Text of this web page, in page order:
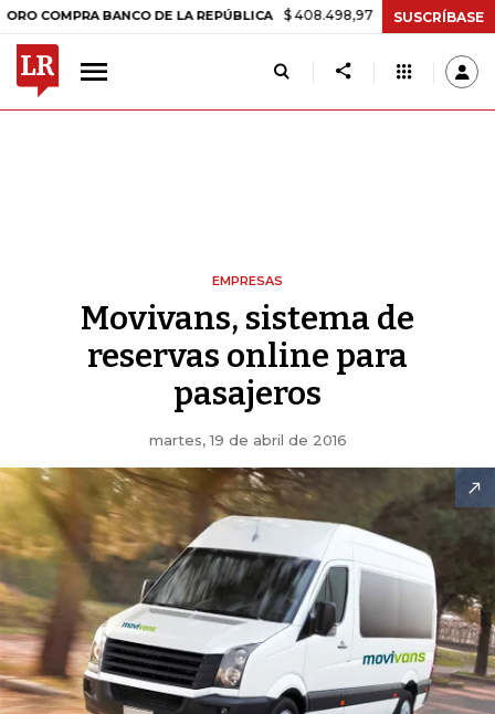
BANCO DE LA REPÚBLICA $ 408.498,97 +$ 8.753,81 +2,19%
SUSCRÍBASE
EMPRESAS
Movivans, sistema de
reservas online para
pasajeros
martes, 19 de abril de 2016